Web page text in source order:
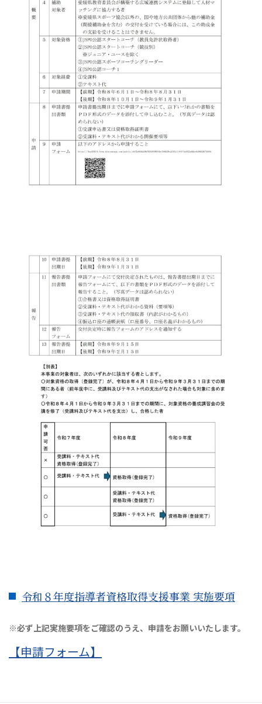
令和８年度指導者資格取得支援事業 実施要項
※必ず上記実施要項をご確認のうえ、申請をお願いいたします。
【申請フォーム】